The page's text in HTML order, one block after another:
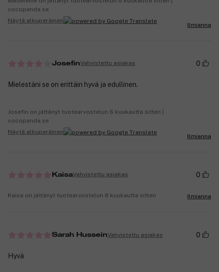
cocopanda.se
Näytä alkuperäinen
Ilmianna
JosefinVahvistettu asiakas 0
Mielestäni se on erittäin hyvä ja edullinen.
Josefin on jättänyt tuotearvostelun 6 kuukautta sitten |
cocopanda.se
Näytä alkuperäinen
Ilmianna
KaisaVahvistettu asiakas 0
Kaisa on jättänyt tuotearvostelun 8 kuukautta sitten Ilmianna
Sarah HusseinVahvistettu asiakas 0
Hyvä